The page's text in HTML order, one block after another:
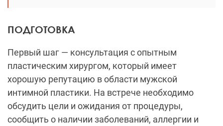
ПОДГОТОВКА
Первый шаг — консультация с опытным
пластическим хирургом, который имеет
хорошую репутацию в области мужской
интимной пластики. На встрече необходимо
обсудить цели и ожидания от процедуры,
сообщить о наличии заболеваний, аллергии и